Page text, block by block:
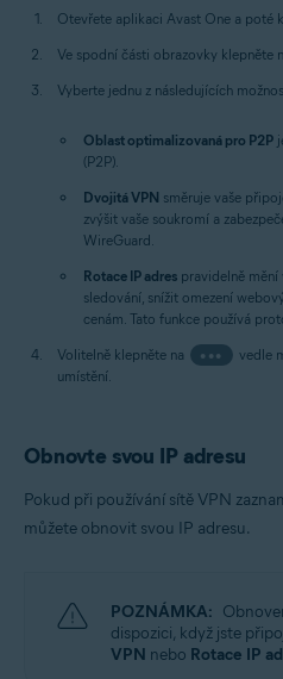
Otevřete aplikaci Avast One a poté
Ve spodní části obrazovky klepněte
Vyberte jednu z následujících
Oblast optimalizovaná pro P2P
(P2P).
Dvojitá VPN směruje vaše
zvýšit vaše soukromí a
WireGuard.
Rotace IP adres pravidelně mění
sledování, snížit omezení
cenám. Tato funkce používá
Volitelně klepněte na
•••
vedle
umístění.
Obnovte svou IP adresu
Pokud při používání sítě VPN
můžete obnovit svou IP adresu.
POZNÁMKA:
dispozici, když jste
VPN nebo Rotace IP